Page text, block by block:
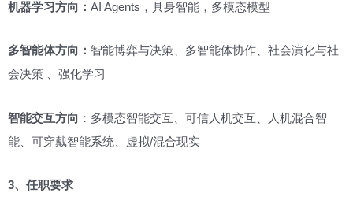
机器学习方向： AI Agents，具身智能，多模态模型
多智能体方向： 智能博弈与决策、多智能体协作、社会演化与社
会决策 、强化学习
智能交互方向 ：多模态智能交互、可信人机交互、人机混合智
能、可穿戴智能系统、虚拟/混合现实
3、任职要求